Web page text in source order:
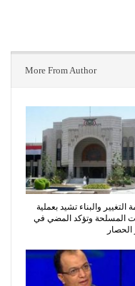
More From Author
التغيير والبناء تشيد بعملية
المسلحة وتؤكد المضي في